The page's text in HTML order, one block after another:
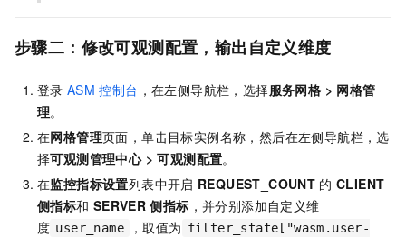
步骤二：修改可观测配置，输出自定义维度
登录 ASM 控制台 ，在左侧导航栏，选择服务网格 > 网格管
理。
在网格管理页面，单击目标实例名称，然后在左侧导航栏，选
择可观测管理中心>可观测配置。
在监控指标设置列表中开启 REQUEST_COUNT 的 CLIENT
侧指标和 SERVER 侧指标 ，并分别添加自定义维
度 user_name ，取值为 filter_state["wasm.user-